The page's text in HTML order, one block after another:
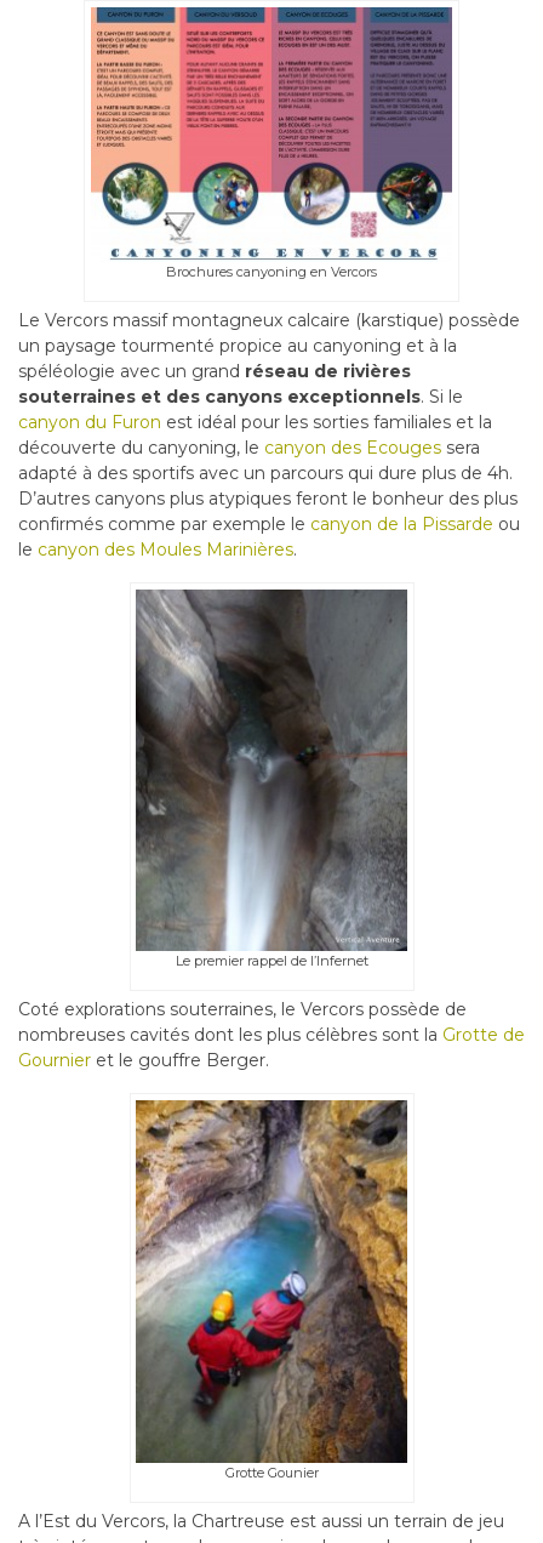
Brochures canyoning en Vercors
Le Vercors massif montagneux calcaire (karstique) possède
un paysage tourmenté propice au canyoning et à la
spéléologie avec un grand réseau de rivières
souterraines et des canyons exceptionnels. Si le
canyon du Furon est idéal pour les sorties familiales et la
découverte du canyoning, le canyon des Ecouges sera
adapté à des sportifs avec un parcours qui dure plus de 4h.
D’autres canyons plus atypiques feront le bonheur des plus
confirmés comme par exemple le canyon de la Pissarde ou
le canyon des Moules Marinières.
Le premier rappel de l’Infernet
Coté explorations souterraines, le Vercors possède de
nombreuses cavités dont les plus célèbres sont la Grotte de
Gournier et le gouffre Berger.
Grotte Gounier
A l’Est du Vercors, la Chartreuse est aussi un terrain de jeu